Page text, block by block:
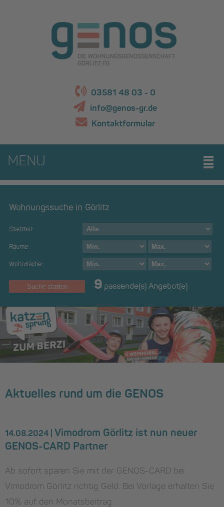
03581 48 03 - 0
info@genos-gr.de
Kontaktformular
MENU
Wohnungssuche in Görlitz
Stadtteil:
Räume:
Wohnfläche:
9 passende(s) Angebot(e)
Aktuelles rund um die GENOS
14.08.2024 | Vimodrom Görlitz ist nun neuer
GENOS-CARD Partner
Ab sofort sparen Sie mit der GENOS-CARD bei
Vimodrom Görlitz richtig Geld. Bei Vorlage erhalten Sie
10% auf den Monatsbeitrag.